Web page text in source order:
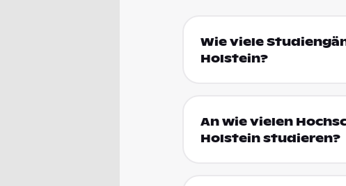
Wie viele
Holstein?
An wie vielen
Holstein studieren?